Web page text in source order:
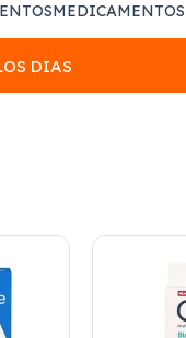
MEDICAMENTOS
DIAS